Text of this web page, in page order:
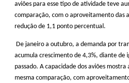
aviões para esse tipo de atividade teve
comparação, com o aproveitamento das
redução de 1,1 ponto percentual.
De janeiro a outubro, a demanda por
acumula crescimento de 4,3%, diante de
passado. A capacidade dos aviões
mesma comparação, com